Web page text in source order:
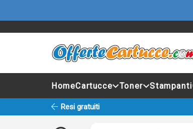
HomeCartucce Toner Stampanti
Resi gratuiti